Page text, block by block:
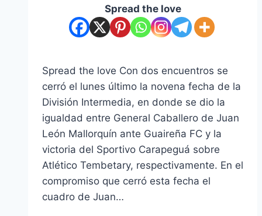
Spread the love
Spread the love Con dos encuentros se
cerró el lunes último la novena fecha de la
División Intermedia, en donde se dio la
igualdad entre General Caballero de Juan
León Mallorquín ante Guaireña FC y la
victoria del Sportivo Carapeguá sobre
Atlético Tembetary, respectivamente. En el
compromiso que cerró esta fecha el
cuadro de Juan…